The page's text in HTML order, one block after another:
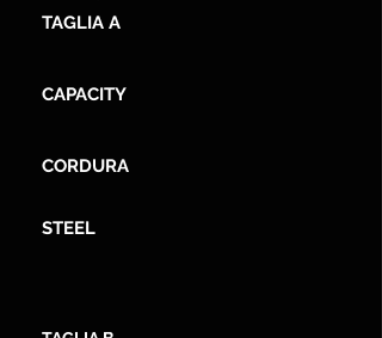
TAGLIA A
CAPACITY
CORDURA
STEEL